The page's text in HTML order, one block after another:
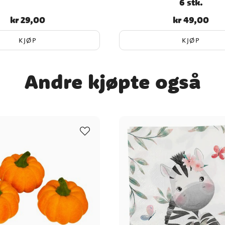
Pris:kr 29,00
kr 29,00
KJØP
Pris:kr 49,00
kr 49,00
KJØP
Andre kjøpte også